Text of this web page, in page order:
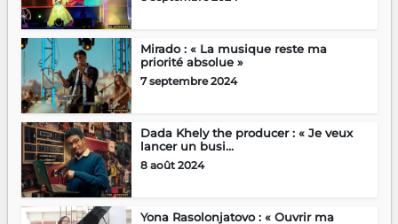
Mirado : « La musique reste ma
priorité absolue »
7 septembre 2024
Dada Khely the producer : « Je veux
lancer un busi...
8 août 2024
Yona Rasolonjatovo : « Ouvrir ma